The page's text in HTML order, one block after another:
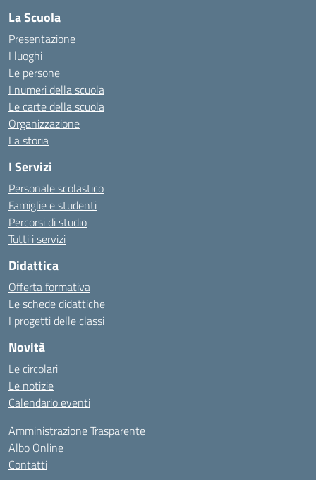
La Scuola
Presentazione
I luoghi
Le persone
I numeri della scuola
Le carte della scuola
Organizzazione
La storia
I Servizi
Personale scolastico
Famiglie e studenti
Percorsi di studio
Tutti i servizi
Didattica
Offerta formativa
Le schede didattiche
I progetti delle classi
Novità
Le circolari
Le notizie
Calendario eventi
Amministrazione Trasparente
Albo Online
Contatti